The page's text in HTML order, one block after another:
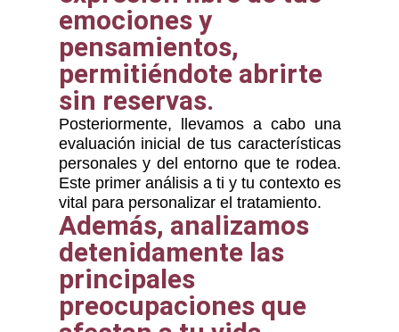
emociones y
pensamientos,
permitiéndote abrirte
sin reservas.
Posteriormente, llevamos a cabo una
evaluación inicial de tus características
personales y del entorno que te rodea.
Este primer análisis a ti y tu contexto es
vital para personalizar el tratamiento.
Además, analizamos
detenidamente las
principales
preocupaciones que